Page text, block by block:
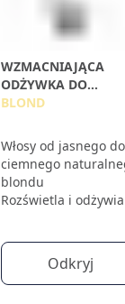
WZMACNIAJĄCA
ODŻYWKA DO
WŁOSÓW
BLOND
Włosy od jasnego do
ciemnego
blondu
Rozświetla i odżywia
Odkryj